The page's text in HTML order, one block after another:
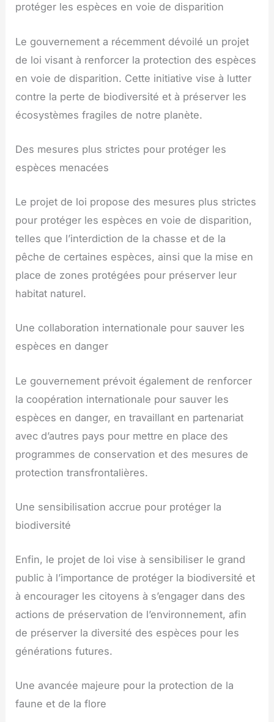
protéger les espèces en voie de disparition
Le gouvernement a récemment dévoilé un projet
de loi visant à renforcer la protection des espèces
en voie de disparition. Cette initiative vise à lutter
contre la perte de biodiversité et à préserver les
écosystèmes fragiles de notre planète.
Des mesures plus strictes pour protéger les
espèces menacées
Le projet de loi propose des mesures plus strictes
pour protéger les espèces en voie de disparition,
telles que l’interdiction de la chasse et de la
pêche de certaines espèces, ainsi que la mise en
place de zones protégées pour préserver leur
habitat naturel.
Une collaboration internationale pour sauver les
espèces en danger
Le gouvernement prévoit également de renforcer
la coopération internationale pour sauver les
espèces en danger, en travaillant en partenariat
avec d’autres pays pour mettre en place des
programmes de conservation et des mesures de
protection transfrontalières.
Une sensibilisation accrue pour protéger la
biodiversité
Enfin, le projet de loi vise à sensibiliser le grand
public à l’importance de protéger la biodiversité et
à encourager les citoyens à s’engager dans des
actions de préservation de l’environnement, afin
de préserver la diversité des espèces pour les
générations futures.
Une avancée majeure pour la protection de la
faune et de la flore